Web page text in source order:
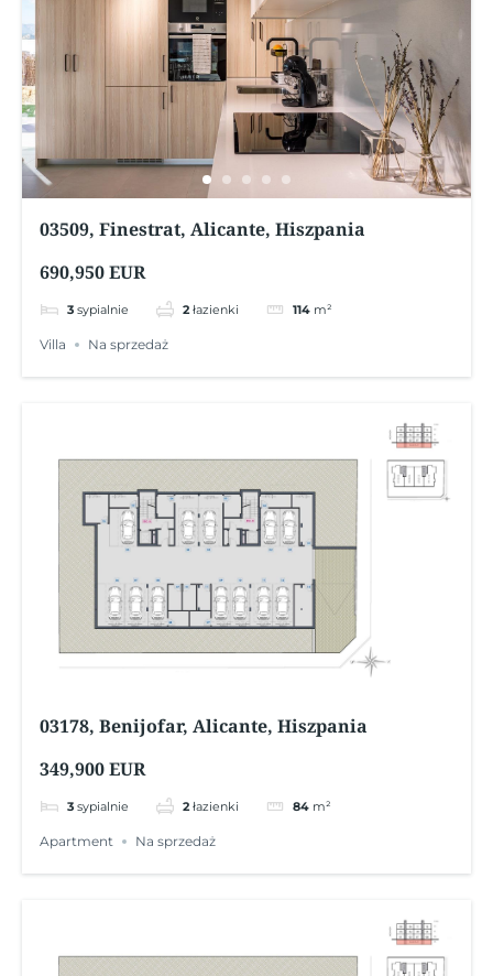
03509, Finestrat, Alicante, Hiszpania
690,950 EUR
3 sypialnie 2 łazienki 114 m²
Villa Na sprzedaż
03178, Benijofar, Alicante, Hiszpania
349,900 EUR
3 sypialnie 2 łazienki 84 m²
Apartment Na sprzedaż